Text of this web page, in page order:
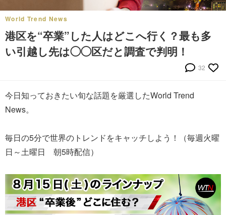
World Trend News
港区を“卒業”した人はどこへ行く？最も多
い引越し先は◯◯区だと調査で判明！
32
今日知っておきたい旬な話題を厳選したWorld Trend
News。
毎日の5分で世界のトレンドをキャッチしよう！（毎週火曜
日～土曜日 朝5時配信）